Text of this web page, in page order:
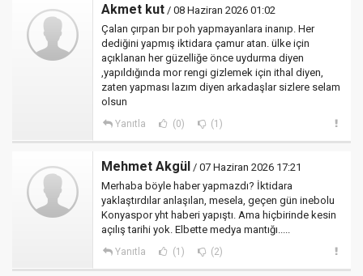
Akmet kut / 08 Haziran 2026 01:02
Çalan çırpan bır poh yapmayanlara inanıp. Her
dediğini yapmış iktidara çamur atan. ülke için
açıklanan her güzelliğe önce uydurma diyen
,yapıldığında mor rengi gizlemek için ithal diyen,
zaten yapması lazım diyen arkadaşlar sizlere selam
olsun
Yanıtla (0) (1)
Mehmet Akgül / 07 Haziran 2026 17:21
Merhaba böyle haber yapmazdı? İktidara
yaklaştırdılar anlaşılan, mesela, geçen gün inebolu
Konyaspor yht haberi yapıştı. Ama hiçbirinde kesin
açılış tarihi yok. Elbette medya mantığı.....
Yanıtla (1) (2)